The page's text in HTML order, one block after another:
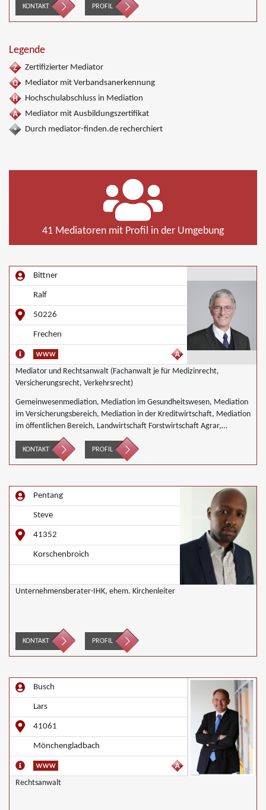
KONTAKT PROFIL
Legende
Zertifizierter Mediator
Mediator mit Verbandsanerkennung
Hochschulabschluss in Mediation
Mediator mit Ausbildungszertifikat
Durch mediator-finden.de recherchiert
41 Mediatoren mit Profil in der Umgebung
Bittner
Ralf
50226
Frechen
Mediator und Rechtsanwalt (Fachanwalt je für Medizinrecht,
Versicherungsrecht, Verkehrsrecht)
Gemeinwesenmediation, Mediation im Gesundheitswesen, Mediation
im Versicherungsbereich, Mediation in der Kreditwirtschaft, Mediation
im öffentlichen Bereich, Landwirtschaft Forstwirtschaft Agrar,
Wirtschaftsmediation
KONTAKT PROFIL
Pentang
Steve
41352
Korschenbroich
Unternehmensberater-IHK, ehem. Kirchenleiter
KONTAKT PROFIL
Busch
Lars
41061
Mönchengladbach
Rechtsanwalt